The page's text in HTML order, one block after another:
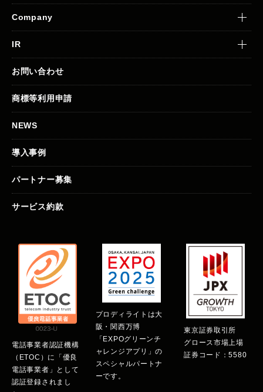
Company
IR
お問い合わせ
商標等利用申請
NEWS
導入事例
パートナー募集
サービス約款
電話事業者認証機構
（ETOC）に「優良
電話事業者」として
認証登録されまし
プロディライトは大
阪・関西万博
「EXPOグリーンチ
ャレンジアプリ」の
スペシャルパートナ
ーです。
東京証券取引所
グロース市場上場
証券コード：5580